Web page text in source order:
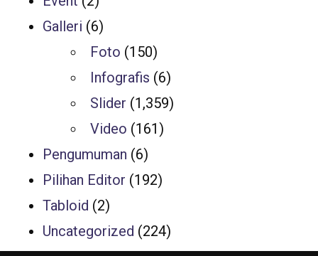
Galleri (6)
Foto (150)
Infografis (6)
Slider (1,359)
Video (161)
Pengumuman (6)
Pilihan Editor (192)
Tabloid (2)
Uncategorized (224)